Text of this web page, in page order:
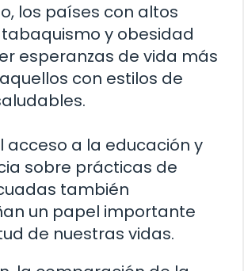
los países con altos
y obesidad
esperanzas de vida más
con estilos de
acceso a la educación y
sobre prácticas de
también
un papel importante
de nuestras vidas.